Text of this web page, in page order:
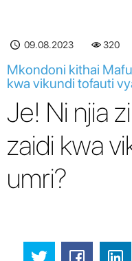
09.08.2023 320
Mkondoni kithai
kwa vikundi tofauti
Je! Ni njia
zaidi kwa
umri?